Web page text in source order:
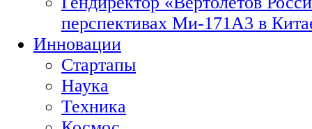
перспективах Ми-171А3 в
Инновации
Стартапы
Наука
Техника